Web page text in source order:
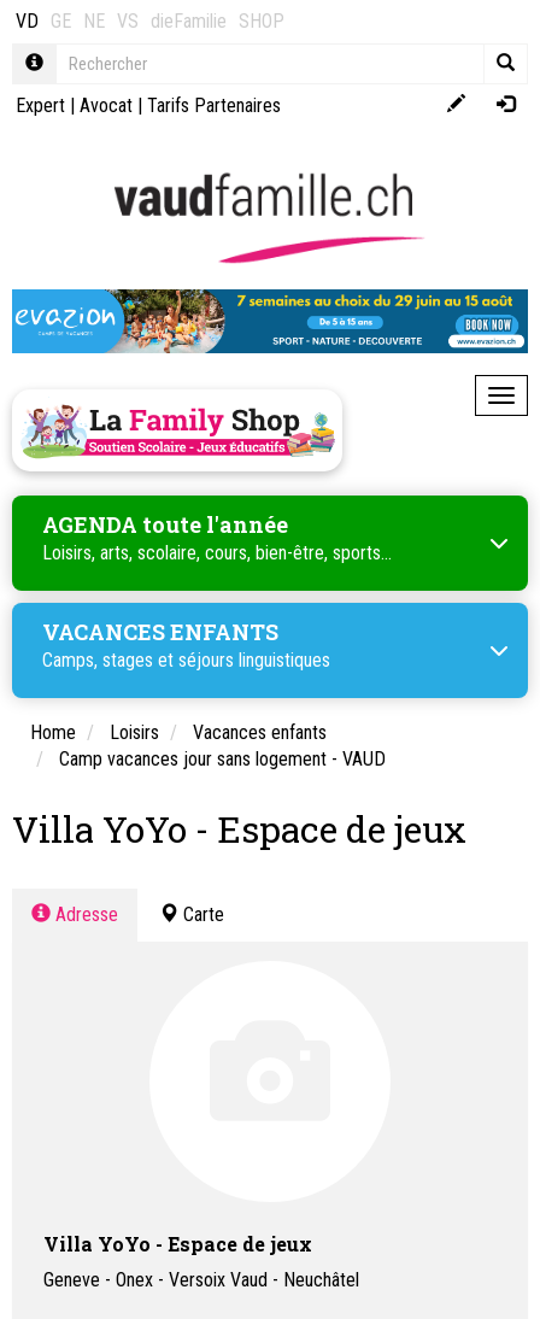
VD GE NE VS dieFamilie SHOP
Expert | Avocat | Tarifs Partenaires
AGENDA toute l'année
Loisirs, arts, scolaire, cours, bien-être, sports...
VACANCES ENFANTS
Camps, stages et séjours linguistiques
Home Loisirs
Vacances enfants
Camp vacances jour sans logement - VAUD
Villa YoYo - Espace de jeux
Adresse Carte
Villa YoYo - Espace de jeux
Geneve - Onex - Versoix Vaud - Neuchâtel